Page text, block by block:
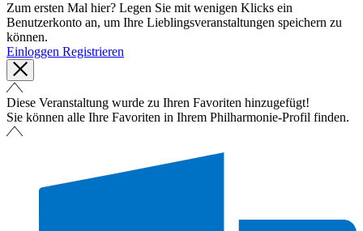
Zum ersten Mal hier? Legen Sie mit wenigen Klicks ein
Benutzerkonto an, um Ihre Lieblingsveranstaltungen speichern zu
können.
Einloggen Registrieren
Diese Veranstaltung wurde zu Ihren Favoriten hinzugefügt!
Sie können alle Ihre Favoriten in Ihrem Philharmonie-Profil finden.